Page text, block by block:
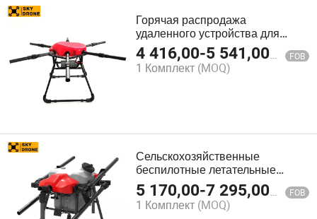
Горячая распродажа
удаленного устройства для
предотвращения столкновений
с низким уровнем распыления в
сельском хозяйстве
4 416,00-5 541,00$ FOB
1 Комплект (MOQ)
Сельскохозяйственные
беспилотные летательные
аппараты для предотвращения
столкновений с камерой,
радиоуправляемый
5 170,00-7 295,00$ FOB
1 Комплект (MOQ)